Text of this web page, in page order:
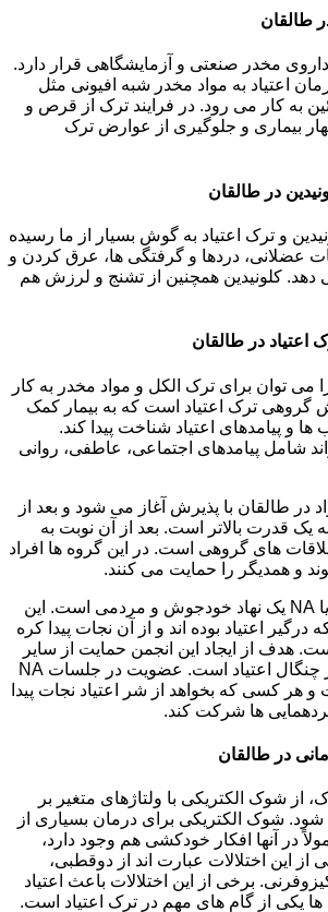
طالقان
مخدر صنعتی و آزمایشگاهی قرار دارد.
اعتیاد به مواد مخدر شبه افیونی مثل
به کار می رود. در فرایند ترک از قرص و
بیماری و جلوگیری از عوارض ترک
در طالقان
و ترک اعتیاد به گوش بسیار از ما رسیده
عضلانی، دردها و گرفتگی ها، عرق کردن و
کلونیدین همچنین از تشنج و لرزش هم
می توان برای ترک الکل و مواد مخدر به کار
ترک اعتیاد است که به بیمار کمک
و پیامدهای اعتیاد شناخت پیدا کند.
شامل پیامدهای اجتماعی، عاطفی، روانی
مواد در طالقان با پذیرش آغاز می شود و بعد از
یک قدرت بالاتر است. بعد از آن نوبت به
های گروهی است. در این گروه ها افراد
و همدیگر را حمایت می کنند.
انجمن معتادان گمنام یا NA یک نهاد خودجوش و مردمی است. این
اعتیاد بوده اند و از آن نجات پیدا کره
هدف از ایجاد این انجمن حمایت از سایر
معتادان برای رهایی از چنگال اعتیاد است. عضویت در جلسات NA
و هر کسی که بخواهد از شر اعتیاد نجات پیدا
ها شرکت کند.
در طالقان
از شوک الکتریکی با ولتاژهای متغیر بر
شوک الکتریکی برای درمان بسیاری از
در آنها افکار خودکشی هم وجود دارد،
این اختلالات عبارت اند از دوقطبی،
برخی از این اختلالات باعث اعتیاد
یکی از گام های مهم در ترک اعتیاد است.